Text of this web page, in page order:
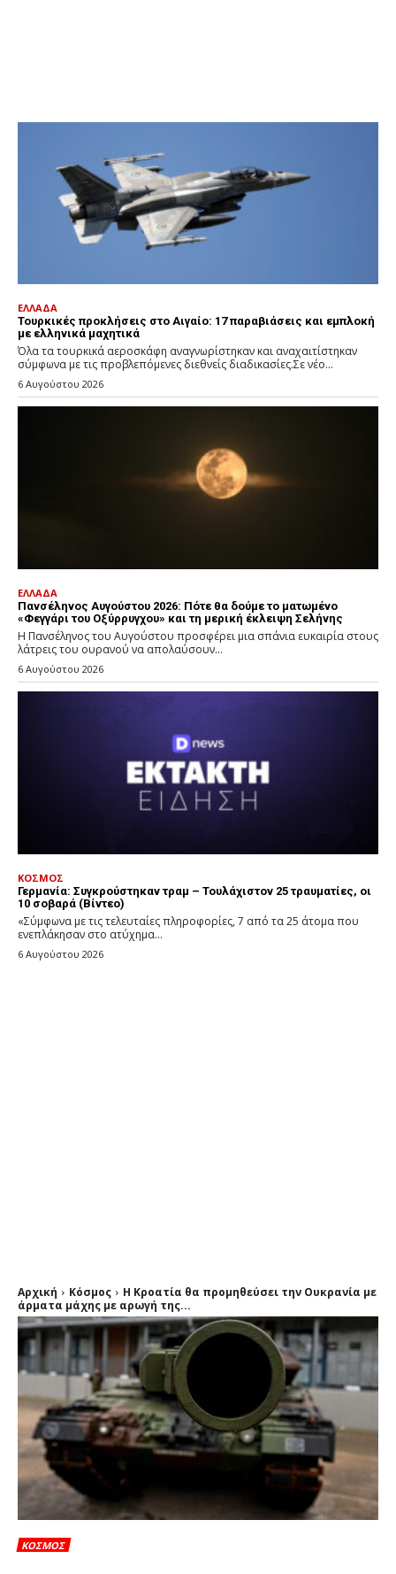
ΕΛΛΑΔΑ
Τουρκικές προκλήσεις στο Αιγαίο: 17 παραβιάσεις και εμπλοκή
με ελληνικά μαχητικά
Όλα τα τουρκικά αεροσκάφη αναγνωρίστηκαν και αναχαιτίστηκαν
σύμφωνα με τις προβλεπόμενες διεθνείς διαδικασίες.Σε νέο...
6 Αυγούστου 2026
ΕΛΛΑΔΑ
Πανσέληνος Αυγούστου 2026: Πότε θα δούμε το ματωμένο
«Φεγγάρι του Οξύρρυγχου» και τη μερική έκλειψη Σελήνης
Η Πανσέληνος του Αυγούστου προσφέρει μια σπάνια ευκαιρία στους
λάτρεις του ουρανού να απολαύσουν...
6 Αυγούστου 2026
ΚΟΣΜΟΣ
Γερμανία: Συγκρούστηκαν τραμ – Τουλάχιστον 25 τραυματίες, οι
10 σοβαρά (Βίντεο)
«Σύμφωνα με τις τελευταίες πληροφορίες, 7 από τα 25 άτομα που
ενεπλάκησαν στο ατύχημα...
6 Αυγούστου 2026